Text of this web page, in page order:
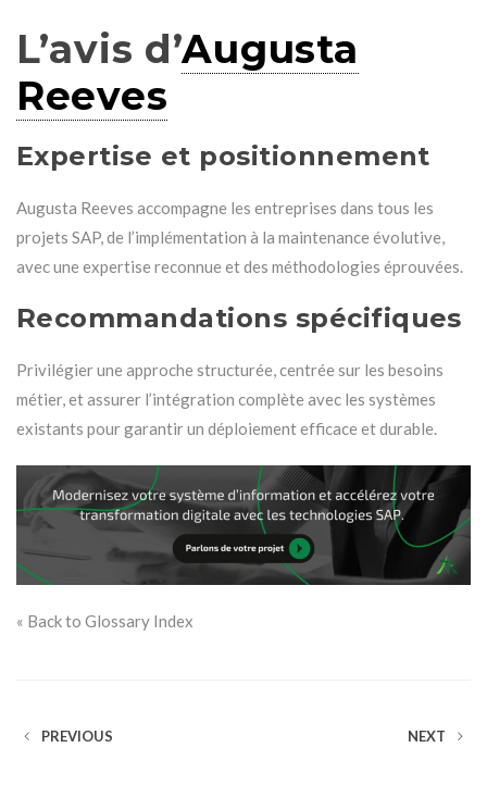
L’avis d’Augusta
Reeves
Expertise et positionnement
Augusta Reeves accompagne les entreprises dans tous les
projets SAP, de l’implémentation à la maintenance évolutive,
avec une expertise reconnue et des méthodologies éprouvées.
Recommandations spécifiques
Privilégier une approche structurée, centrée sur les besoins
métier, et assurer l’intégration complète avec les systèmes
existants pour garantir un déploiement efficace et durable.
« Back to Glossary Index
PREVIOUS NEXT